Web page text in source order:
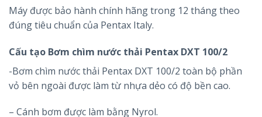
Máy được bảo hành chính hãng trong 12 tháng theo
đúng tiêu chuẩn của Pentax Italy.
Cấu tạo Bơm chìm nước thải Pentax DXT 100/2
-Bơm chìm nước thải Pentax DXT 100/2 toàn bộ phần
vỏ bên ngoài được làm từ nhựa dẻo có độ bền cao.
– Cánh bơm được làm bằng Nyrol.